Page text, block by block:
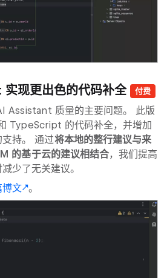
现更出色的代码补全 付费
Assistant 质量的主要问题。 此版
TypeScript 的代码补全，并增加
持。 通过将本地的整行建议与来
的基于云的建议相结合，我们提高
少了无关建议。
博文 。